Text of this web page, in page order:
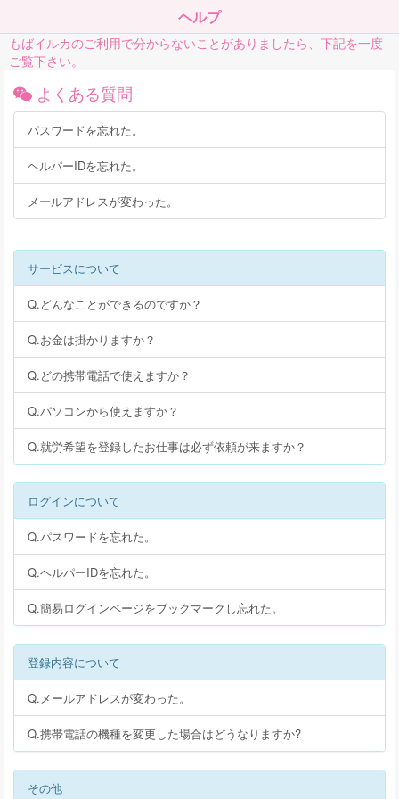
ヘルプ
もばイルカのご利用で分からないことがありましたら、下記を一度
ご覧下さい。
よくある質問
パスワードを忘れた。
ヘルパーIDを忘れた。
メールアドレスが変わった。
サービスについて
Q.どんなことができるのですか？
Q.お金は掛かりますか？
Q.どの携帯電話で使えますか？
Q.パソコンから使えますか？
Q.就労希望を登録したお仕事は必ず依頼が来ますか？
ログインについて
Q.パスワードを忘れた。
Q.ヘルパーIDを忘れた。
Q.簡易ログインページをブックマークし忘れた。
登録内容について
Q.メールアドレスが変わった。
Q.携帯電話の機種を変更した場合はどうなりますか?
その他